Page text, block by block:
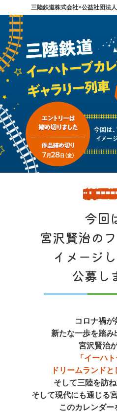
三陸鉄道株式会社×公益社団法
今回
宮沢賢治の
イメージ
公募し
コロナ禍が
新たな一歩を踏み
宮沢賢治
「イーハ
ドリームランド
そして三陸を訪
そして現代にも通じる
このカレンダー